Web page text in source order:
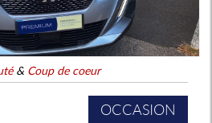
& Coup de coeur
OCCASION